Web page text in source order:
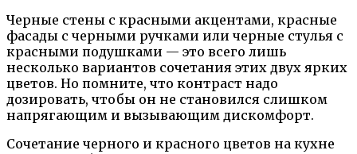
Черные стены с красными акцентами, красные
фасады с черными ручками или черные стулья с
красными подушками — это всего лишь
несколько вариантов сочетания этих двух ярких
цветов. Но помните, что контраст надо
дозировать, чтобы он не становился слишком
напрягающим и вызывающим дискомфорт.
Сочетание черного и красного цветов на кухне